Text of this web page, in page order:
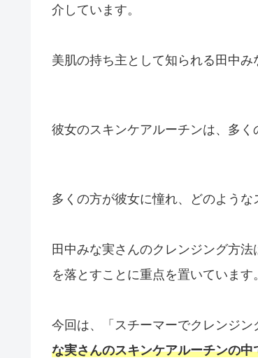
介しています。
美肌の持ち主として知られる田中み
彼女のスキンケアルーチンは、多く
多くの方が彼女に憧れ、どのような
田中みな実さんのクレンジング方
を落とすことに重点を置いています。
今回は、「スチーマーでクレンジン
な実さんのスキンケアルーチンの